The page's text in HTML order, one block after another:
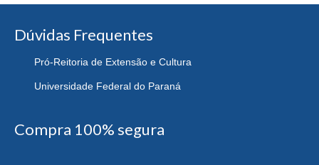
Dúvidas Frequentes
Pró-Reitoria de Extensão e Cultura
Universidade Federal do Paraná
Compra 100% segura